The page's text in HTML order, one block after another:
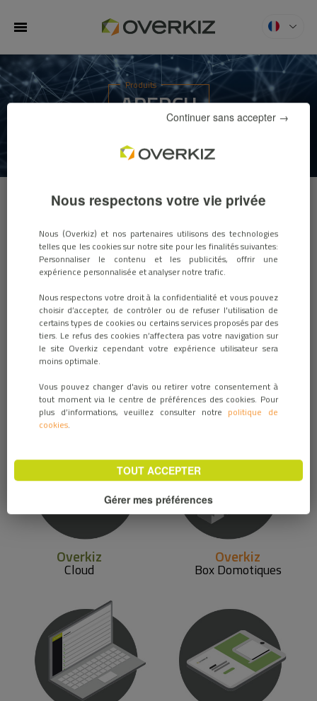
MENU
Produits
APERÇU
La plateforme IoT Overkiz
L’infrastructure complète Overkiz en marque blanche ouverte et
évolutive dédiée aux industriels, fournisseurs de services,
commercialiser rapidement des services connectés.
Notre plateforme, compatible avec la majorité des technologies
du marché, facilite l’installation, le pilotage et la maintenance à
distance d’une vaste gamme d’équipements multimarques.
d’intégrer des équipements et des services connectés
répondant à tous les besoins.
Overkiz
Cloud
Overkiz
Box Domotiques
Nous respectons votre vie privée
Nous (Overkiz) et nos partenaires utilisons des technologies
telles que les cookies sur notre site pour les finalités suivantes:
Personnaliser le contenu et les publicités, offrir une
expérience personnalisée et analyser notre trafic.
Nous respectons votre droit à la confidentialité et vous pouvez
choisir d’accepter, de contrôler ou de refuser l'utilisation de
certains types de cookies ou certains services proposés par des
tiers. Le refus des cookies n’affectera pas votre navigation sur
le site Overkiz cependant votre expérience utilisateur sera
moins optimale.
Vous pouvez changer d'avis ou retirer votre consentement à
tout moment via le centre de préférences des cookies. Pour
plus d’informations, veuillez consulter notre politique de
cookies.
Continuer sans accepter →
TOUT ACCEPTER
Gérer mes préférences